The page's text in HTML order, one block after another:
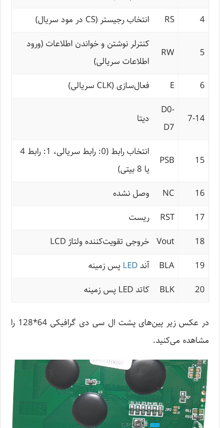
4
RS انتخاب رجیستر (CS در مود سریال)
5
RW
کنترلر نوشتن و خواندن اطلاعات (ورود
اطلاعات سریالی)
6
E فعال‌سازی (CLK سریالی)
7-14
D0-
D7
دیتا
15
PSB
انتخاب رابط (0: رابط سریالی، 1: رابط 4
یا 8 بیتی)
16
NC
وصل نشده
17
RST
ریست
18
Vout خروجی تقویت‌کننده ولتاژ LCD
19
BLA آند LED پس زمینه
20
BLK کاتد LED پس زمینه
در عکس زیر پین‌های پشت ال سی دی گرافیکی 64*128 را
مشاهده می‌کنید.